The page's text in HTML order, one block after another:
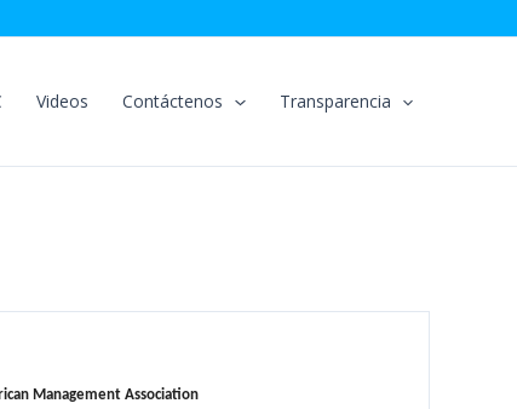
Videos Contáctenos Transparencia
Management Association